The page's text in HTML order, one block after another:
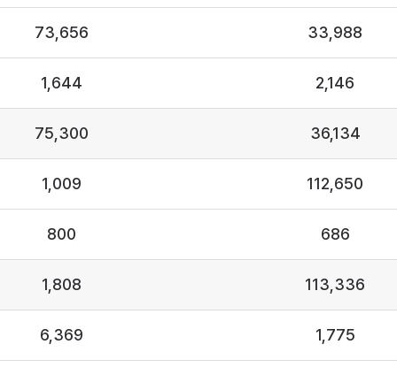
73,656 33,988
1,644 2,146
75,300 36,134
1,009 112,650
800 686
1,808 113,336
6,369 1,775